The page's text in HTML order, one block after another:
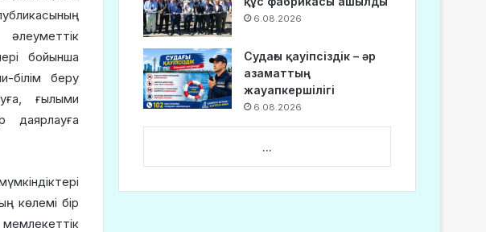
бойынша
білім беру
ғылыми
даярлауға
көлемі бір
6.08.2026
Судағы қауіпсіздік – әр
азаматтың
жауапкершілігі
6.08.2026
...